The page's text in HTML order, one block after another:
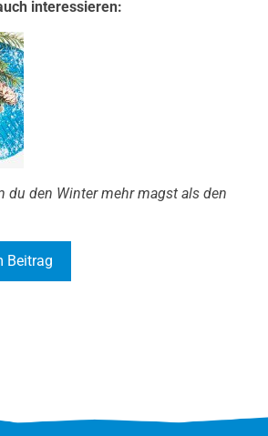
interessieren:
du den Winter mehr magst als den
Beitrag